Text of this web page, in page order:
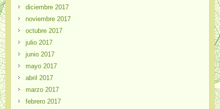
diciembre 2017
noviembre 2017
octubre 2017
julio 2017
junio 2017
mayo 2017
abril 2017
marzo 2017
febrero 2017